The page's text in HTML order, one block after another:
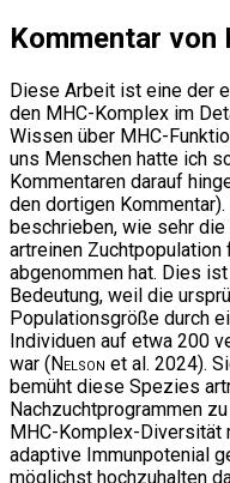
Kommentar von
Diese Arbeit ist eine der
den MHC-Komplex im
Wissen über MHC-
uns Menschen hatte ich
Kommentaren darauf
den dortigen
beschrieben, wie sehr
artreinen Zuchtpopulation
abgenommen hat. Dies
Bedeutung, weil die
Populationsgröße durch
Individuen auf etwa 200
war (Nelson et al. 2024).
bemüht diese Spezies
Nachzuchtprogrammen
MHC-Komplex-Diversität
adaptive Immunpotenial
möglichst hochzuhalten